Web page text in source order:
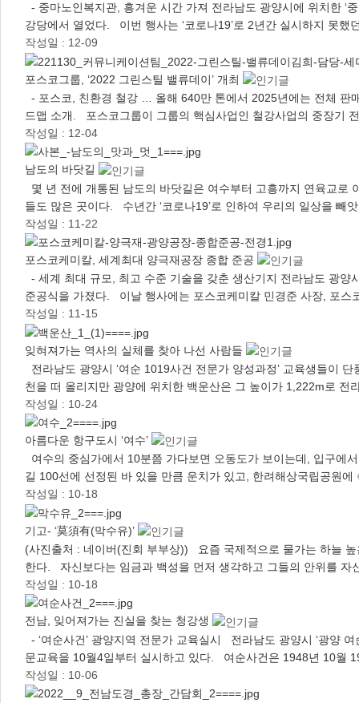
- 중마노인복지관, 흥겨운 시간 가져 전라남도 광양시에 위치한 ‘
강당에서 열었다. 이번 행사는 ‘코로나19’로 2년간 실시하지 못
작성일 : 12-09
포스코그룹, ‘2022 그린스틸 밸류데이’ 개최
- 포스코, 친환경 철강 … 올해 640만 톤에서 2025년에는 전체 판
드맵 소개. 포스코그룹이 그룹의 핵심사업인 철강사업의 중장기
작성일 : 12-04
남도의 바닷길
몇 년 전에 개통된 남도의 바닷길은 여수부터 고흥까지 연육교로
들도 많은 곳이다. 수년간 ‘코로나19’로 인하여 우리의 일상을 빼
작성일 : 11-22
포스코케미칼, 세계최대 양극재공장 종합 준공
- 세계 최대 규모, 최고 수준 기술을 갖춘 생산기지 전라남도 광
준공식을 가졌다. 이날 행사에는 포스코케미칼 민경준 사장, 포
작성일 : 11-15
잊혀져가는 역사의 실체를 찾아 나선 사람들
전라남도 광양시 ‘여순 1019사건 전문가 양성과정’ 교육생들이
천을 떠 올리지만 광양에 위치한 백운산은 그 높이가 1,222m로 전
작성일 : 10-24
아름다운 항구도시 ‘여수’
여수의 중심가에서 10분쯤 가다보면 오동도가 보이는데, 입구
길 100선에 선정된 바 있을 만큼 운치가 있고, 한려해상국립공원
작성일 : 10-18
기고- ‘莫須有(막수유)’
(사진출처 : 네이버(진회 부부상)) 요즘 국제적으로 물가는 하늘
한다. 자신보다는 임금과 백성을 먼저 생각하고 그들의 안위를 자
작성일 : 10-18
전남, 잊어져가는 진실을 찾는 청강생
- ‘여순사건’ 광양지역 전문가 교육실시 전라남도 광양시 ‘광양
문교육을 10월4일부터 실시하고 있다. 여순사건은 1948년 10월
작성일 : 10-06